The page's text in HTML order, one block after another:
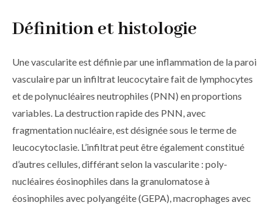
Définition et histologie
Une vascularite est définie par une inflammation de la paroi
vasculaire par un infiltrat leucocytaire fait de lymphocytes
et de polynucléaires neutrophiles (PNN) en proportions
variables. La destruction rapide des PNN, avec
fragmentation nucléaire, est désignée sous le terme de
leucocytoclasie. L’infiltrat peut être également constitué
d’autres cellules, différant selon la vascularite : poly­
nucléaires éosinophiles dans la granulomatose à
éosinophiles avec polyangéite (GEPA), macrophages avec